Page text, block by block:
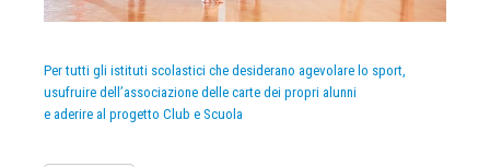
Per tutti gli istituti scolastici che desiderano agevolare lo sport,
usufruire dell’associazione delle carte dei propri alunni
e aderire al progetto Club e Scuola